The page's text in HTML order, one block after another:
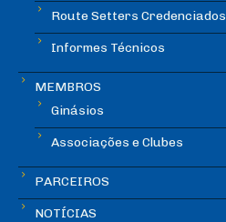
Route Setters Credenciados
Informes Técnicos
MEMBROS
Ginásios
Associações e Clubes
PARCEIROS
NOTÍCIAS